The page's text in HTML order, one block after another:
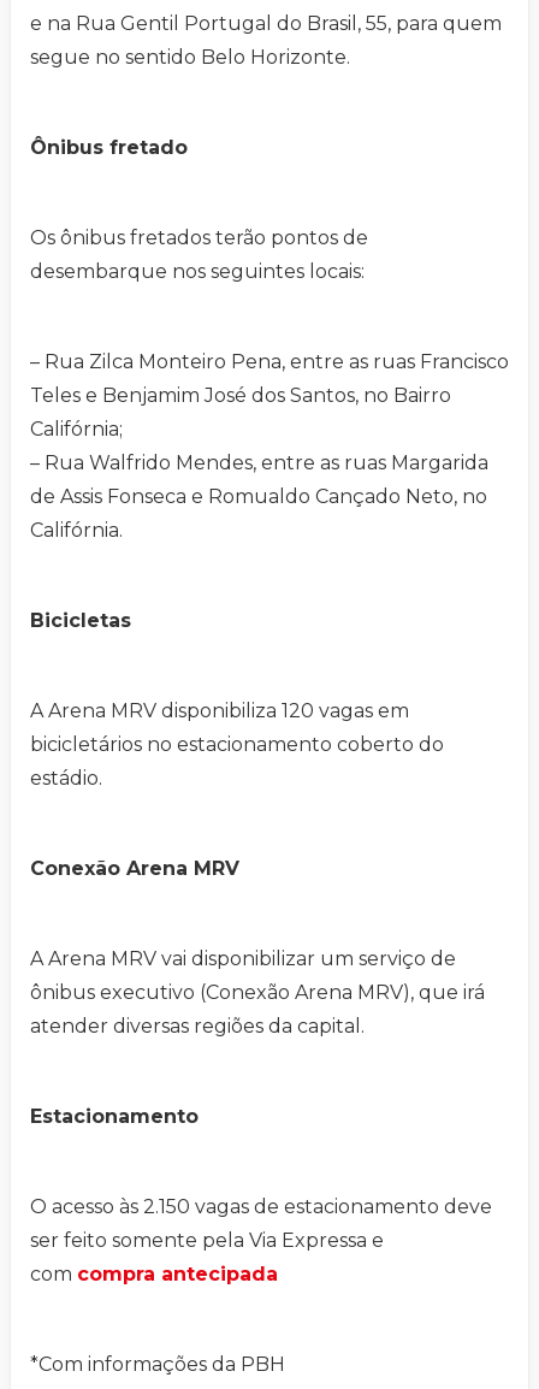
e na Rua Gentil Portugal do Brasil, 55, para quem
segue no sentido Belo Horizonte.
Ônibus fretado
Os ônibus fretados terão pontos de
desembarque nos seguintes locais:
– Rua Zilca Monteiro Pena, entre as ruas Francisco
Teles e Benjamim José dos Santos, no Bairro
Califórnia;
– Rua Walfrido Mendes, entre as ruas Margarida
de Assis Fonseca e Romualdo Cançado Neto, no
Califórnia.
Bicicletas
A Arena MRV disponibiliza 120 vagas em
bicicletários no estacionamento coberto do
estádio.
Conexão Arena MRV
A Arena MRV vai disponibilizar um serviço de
ônibus executivo (Conexão Arena MRV), que irá
atender diversas regiões da capital.
Estacionamento
O acesso às 2.150 vagas de estacionamento deve
ser feito somente pela Via Expressa e
com compra antecipada
*Com informações da PBH